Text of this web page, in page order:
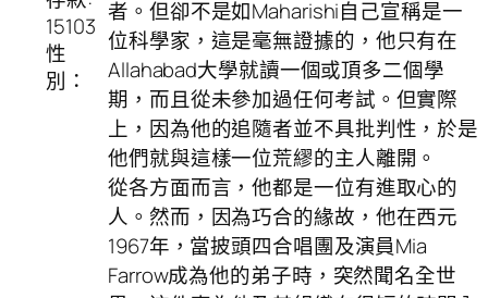
15103
性
別：
者。但卻不是如Maharishi自己宣稱是一
位科學家，這是毫無證據的，他只有在
Allahabad大學就讀一個或頂多二個學
期，而且從未參加過任何考試。但實際
上，因為他的追隨者並不具批判性，於是
他們就與這樣一位荒繆的主人離開。
從各方面而言，他都是一位有進取心的
人。然而，因為巧合的緣故，他在西元
1967年，當披頭四合唱團及演員Mia
Farrow成為他的弟子時，突然聞名全世